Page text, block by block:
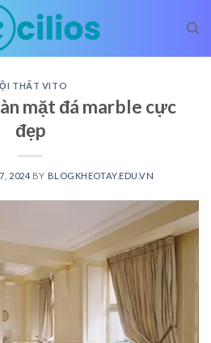
THẤT VITO
mặt đá marble cực
đẹp
2024 BY BLOGKHEOTAY.EDU.VN